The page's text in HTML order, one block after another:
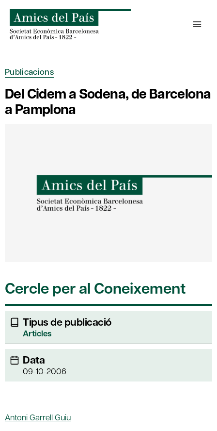
content
Publicacions
Del Cidem a Sodena, de Barcelona
a Pamplona
Cercle per al Coneixement
Tipus de publicació
Articles
Data
09-10-2006
Antoni Garrell Guiu